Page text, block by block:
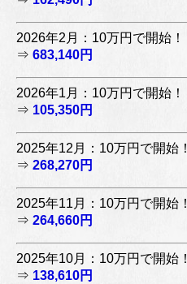
2026年2月：10万円で開始！
⇒ 683,140円
2026年1月：10万円で開始！
⇒ 105,350円
2025年12月：10万円で開始！
⇒ 268,270円
2025年11月：10万円で開始！
⇒ 264,660円
2025年10月：10万円で開始！
⇒ 138,610円